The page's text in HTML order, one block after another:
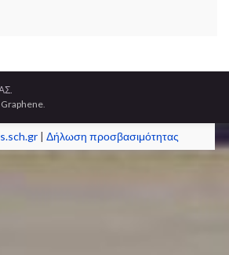
.
|Δήλωση προσβασιμότητας